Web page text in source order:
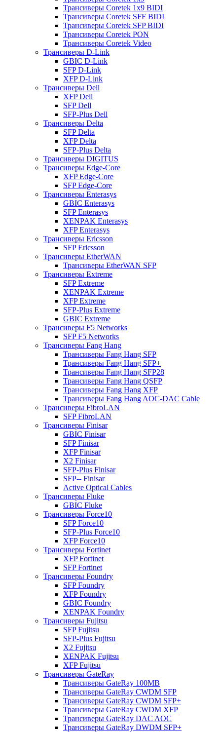
Трансиверы Coretek 1x9 BIDI
Трансиверы Coretek SFF BIDI
Трансиверы Coretek SFP BIDI
Трансиверы Coretek PON
Трансиверы Coretek Video
Трансиверы D-Link
GBIC D-Link
SFP D-Link
XFP D-Link
Трансиверы Dell
XFP Dell
SFP Dell
SFP-Plus Dell
Трансиверы Delta
SFP Delta
XFP Delta
SFP-Plus Delta
Трансиверы DIGITUS
Трансиверы Edge-Core
XFP Edge-Core
SFP Edge-Core
Трансиверы Enterasys
GBIC Enterasys
SFP Enterasys
XENPAK Enterasys
XFP Enterasys
Трансиверы Ericsson
SFP Ericsson
Трансиверы EtherWAN
Трансиверы EtherWAN SFP
Трансиверы Extreme
SFP Extreme
XENPAK Extreme
XFP Extreme
SFP-Plus Extreme
GBIC Extreme
Трансиверы F5 Networks
SFP F5 Networks
Трансиверы Fang Hang
Трансиверы Fang Hang SFP
Трансиверы Fang Hang SFP+
Трансиверы Fang Hang SFP28
Трансиверы Fang Hang QSFP
Трансиверы Fang Hang XFP
Трансиверы Fang Hang AOC-DAC Cable
Трансиверы FibroLAN
SFP FibroLAN
Трансиверы Finisar
GBIC Finisar
SFP Finisar
XFP Finisar
X2 Finisar
SFP-Plus Finisar
SFP-- Finisar
Active Optical Cables
Трансиверы Fluke
GBIC Fluke
Трансиверы Force10
SFP Force10
SFP-Plus Force10
XFP Force10
Трансиверы Fortinet
XFP Fortinet
SFP Fortinet
Трансиверы Foundry
SFP Foundry
XFP Foundry
GBIC Foundry
XENPAK Foundry
Трансиверы Fujitsu
SFP Fujitsu
SFP-Plus Fujitsu
X2 Fujitsu
XENPAK Fujitsu
XFP Fujitsu
Трансиверы GateRay
Трансиверы GateRay 100MB
Трансиверы GateRay CWDM SFP
Трансиверы GateRay CWDM SFP+
Трансиверы GateRay CWDM XFP
Трансиверы GateRay DAC AOC
Трансиверы GateRay DWDM SFP+